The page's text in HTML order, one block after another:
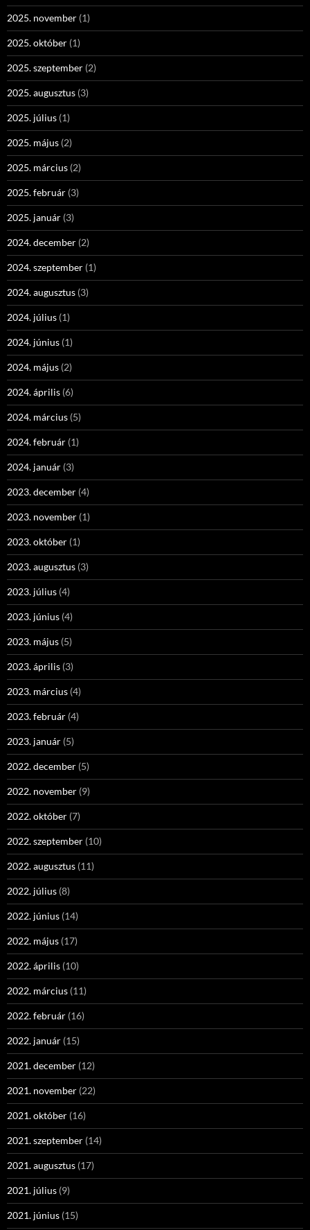
2025. november (1)
2025. október (1)
2025. szeptember (2)
2025. augusztus (3)
2025. július (1)
2025. május (2)
2025. március (2)
2025. február (3)
2025. január (3)
2024. december (2)
2024. szeptember (1)
2024. augusztus (3)
2024. július (1)
2024. június (1)
2024. május (2)
2024. április (6)
2024. március (5)
2024. február (1)
2024. január (3)
2023. december (4)
2023. november (1)
2023. október (1)
2023. augusztus (3)
2023. július (4)
2023. június (4)
2023. május (5)
2023. április (3)
2023. március (4)
2023. február (4)
2023. január (5)
2022. december (5)
2022. november (9)
2022. október (7)
2022. szeptember (10)
2022. augusztus (11)
2022. július (8)
2022. június (14)
2022. május (17)
2022. április (10)
2022. március (11)
2022. február (16)
2022. január (15)
2021. december (12)
2021. november (22)
2021. október (16)
2021. szeptember (14)
2021. augusztus (17)
2021. július (9)
2021. június (15)